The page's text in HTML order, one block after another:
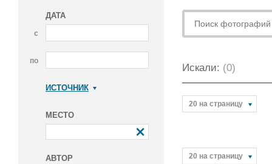
ДАТА
с
по
ИСТОЧНИК
МЕСТО
АВТОР
Искали: (0)
20 на страницу
20 на страницу